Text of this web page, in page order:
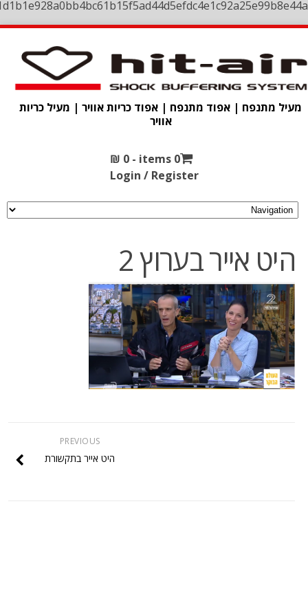
מעיל מתנפח | אפוד מתנפח | אפוד כריות אוויר | מעיל כריות
אוויר
0 items -
₪ 0
Login / Register
היט אייר בערוץ 2
PREVIOUS
היט אייר בתקשורת